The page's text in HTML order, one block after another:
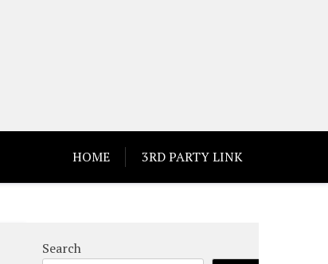
HOME 3RD PARTY LINK
Search